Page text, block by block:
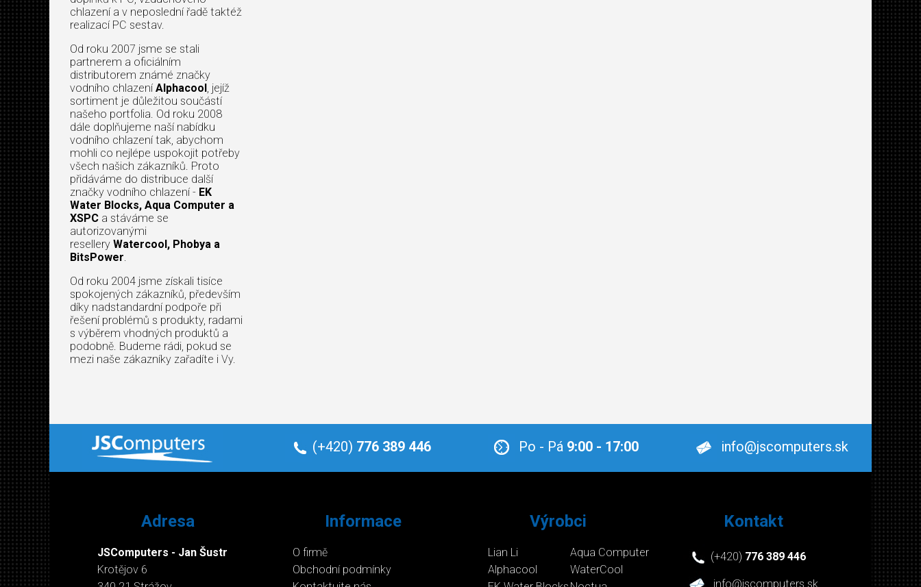
chlazení a v neposlední řadě taktéž
realizací PC sestav.
Od roku 2007 jsme se stali
partnerem a oficiálním
distributorem známé značky
vodního chlazení Alphacool, jejíž
sortiment je důležitou součástí
našeho portfolia. Od roku 2008
dále doplňujeme naší nabídku
vodního chlazení tak, abychom
mohli co nejlépe uspokojit potřeby
všech našich zákazníků. Proto
přidáváme do distribuce další
značky vodního chlazení - EK
Water Blocks, Aqua Computer a
XSPC a stáváme se
autorizovanými
resellery Watercool, Phobya a
BitsPower.
Od roku 2004 jsme získali tisíce
spokojených zákazníků, především
díky nadstandardní podpoře při
řešení problémů s produkty, radami
s výběrem vhodných produktů a
podobně. Budeme rádi, pokud se
mezi naše zákazníky zařadíte i Vy.
(+420) 776 389 446 Po - Pá 9:00 - 17:00 info@jscomputers.sk
Adresa
JSComputers - Jan Šustr
Krotějov 6
Informace
O firmě
Obchodní podmínky
Výrobci
Lian Li
Aqua Computer
Alphacool
WaterCool
Kontakt
(+420) 776 389 446
info@jscomputers.sk